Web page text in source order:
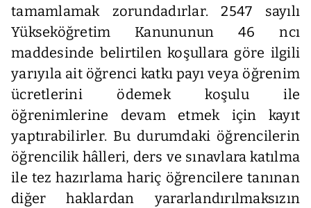
tamamlamak zorundadırlar. 2547 sayılı
Yükseköğretim Kanununun 46 ncı
maddesinde belirtilen koşullara göre ilgili
yarıyıla ait öğrenci katkı payı veya öğrenim
ücretlerini ödemek koşulu ile
öğrenimlerine devam etmek için kayıt
yaptırabilirler. Bu durumdaki öğrencilerin
öğrencilik hâlleri, ders ve sınavlara katılma
ile tez hazırlama hariç öğrencilere tanınan
diğer haklardan yararlandırılmaksızın